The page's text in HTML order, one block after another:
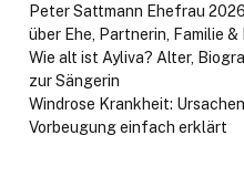
Peter Sattmann Ehefrau
über Ehe, Partnerin, Familie
Wie alt ist Ayliva? Alter,
zur Sängerin
Windrose Krankheit:
Vorbeugung einfach erklärt